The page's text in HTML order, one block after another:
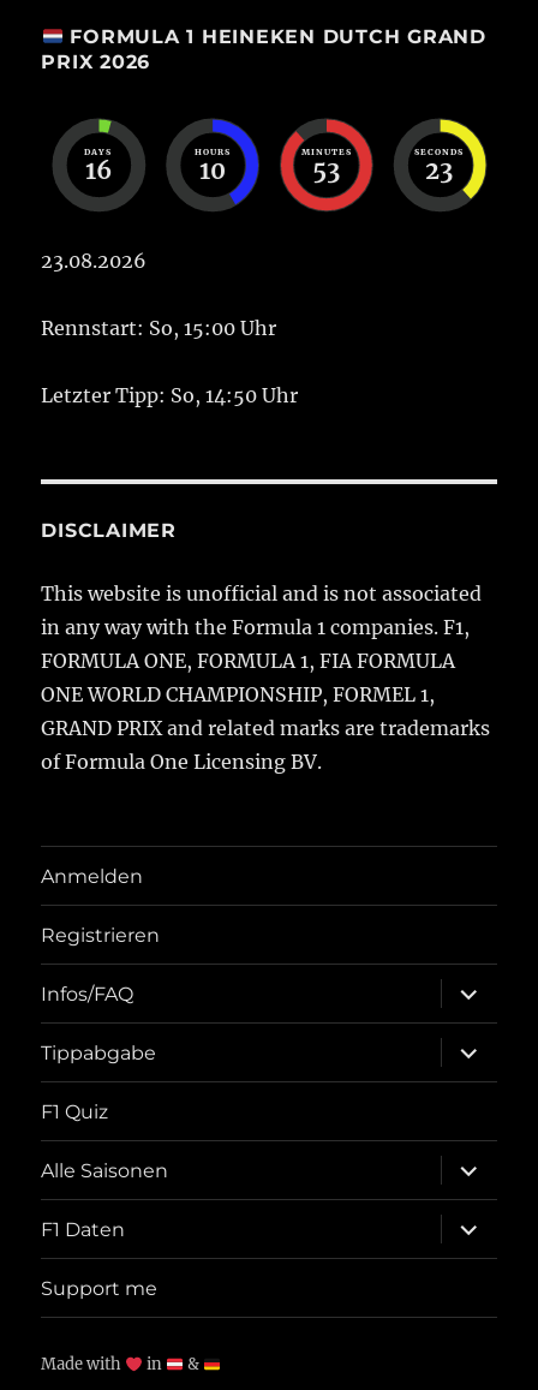
FORMULA 1 HEINEKEN DUTCH GRAND
PRIX 2026
DAYS
16
HOURS
10
MINUTES
53
SECONDS
23
23.08.2026
Rennstart: So, 15:00 Uhr
Letzter Tipp: So, 14:50 Uhr
DISCLAIMER
This website is unofficial and is not associated
in any way with the Formula 1 companies. F1,
FORMULA ONE, FORMULA 1, FIA FORMULA
ONE WORLD CHAMPIONSHIP, FORMEL 1,
GRAND PRIX and related marks are trademarks
of Formula One Licensing BV.
Anmelden
Registrieren
Infos/FAQ
öffnen
Tippabgabe
öffnen
F1 Quiz
Alle Saisonen
öffnen
F1 Daten
öffnen
Support me
Made with in &